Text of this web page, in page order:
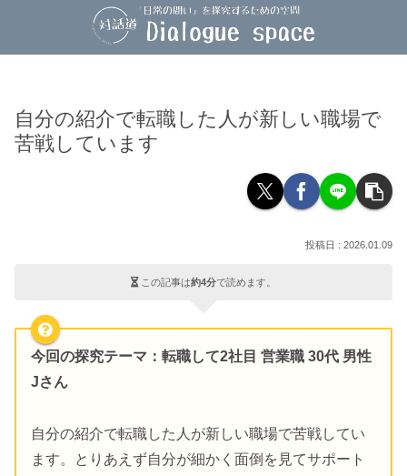
自分の紹介で転職した人が新しい職場で
苦戦しています
2026.01.09
この記事は約4分で読めます。
今回の探究テーマ ：転職して2社目 営業職 30代 男性
Jさん
自分の紹介で転職した人が新しい職場で苦戦してい
ます。とりあえず自分が細かく面倒を見てサポート